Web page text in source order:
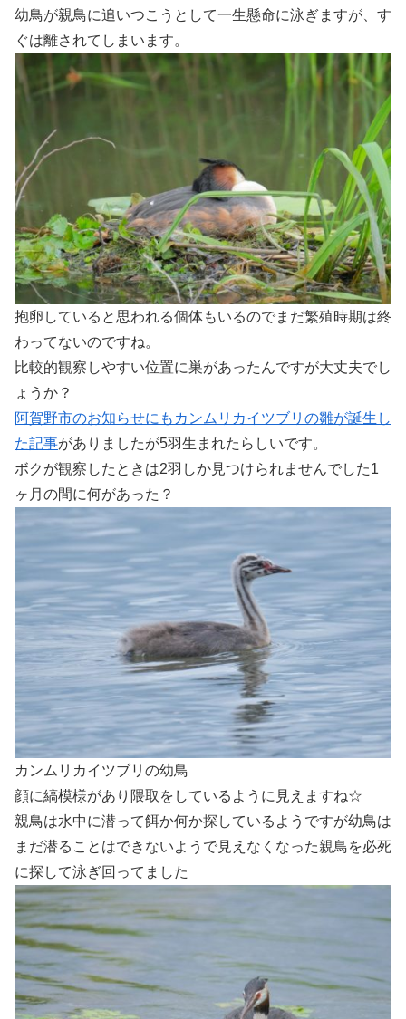
幼鳥が親鳥に追いつこうとして一生懸命に泳ぎますが、す
ぐは離されてしまいます。
抱卵していると思われる個体もいるのでまだ繁殖時期は終
わってないのですね。
比較的観察しやすい位置に巣があったんですが大丈夫でし
ょうか？
阿賀野市のお知らせにもカンムリカイツブリの雛が誕生し
た記事がありましたが5羽生まれたらしいです。
ボクが観察したときは2羽しか見つけられませんでした1
ヶ月の間に何があった？
カンムリカイツブリの幼鳥
顔に縞模様があり隈取をしているように見えますね☆
親鳥は水中に潜って餌か何か探しているようですが幼鳥は
まだ潜ることはできないようで見えなくなった親鳥を必死
に探して泳ぎ回ってました